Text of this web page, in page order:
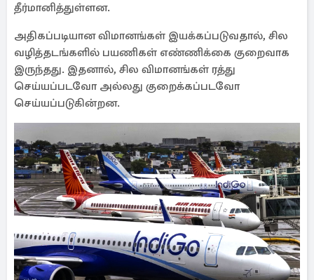
தீர்மானித்துள்ளன.
அதிகப்படியான விமானங்கள் இயக்கப்படுவதால், சில
வழித்தடங்களில் பயணிகள் எண்ணிக்கை குறைவாக
இருந்தது. இதனால், சில விமானங்கள் ரத்து
செய்யப்படவோ அல்லது குறைக்கப்படவோ
செய்யப்படுகின்றன.